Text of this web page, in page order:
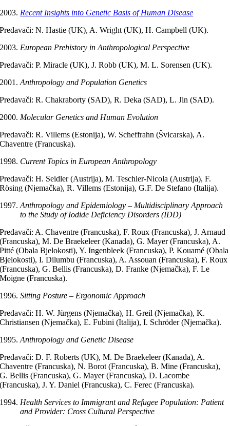
Recent Insights into Genetic Basis of Human Disease
Predavači: N. Hastie (UK), A. Wright (UK), H. Campbell (UK).
European Prehistory in Anthropological Perspective
Predavači: P. Miracle (UK), J. Robb (UK), M. L. Sorensen (UK).
Anthropology and Population Genetics
Predavači: R. Chakraborty (SAD), R. Deka (SAD), L. Jin (SAD).
Molecular Genetics and Human Evolution
Predavači: R. Villems (Estonija), W. Scheffrahn (Švicarska), A.
Chaventre (Francuska).
Current Topics in European Anthropology
Predavači: H. Seidler (Austrija), M. Teschler-Nicola (Austrija), F.
Rösing (Njemačka), R. Villems (Estonija), G.F. De Stefano (Italija).
Anthropology and Epidemiology – Multidisciplinary Approach
to the Study of Iodide Deficiency Disorders (IDD)
Predavači: A. Chaventre (Francuska), F. Roux (Francuska), J. Arnaud
(Francuska), M. De Braekeleer (Kanada), G. Mayer (Francuska), A.
Pitté (Obala Bjelokosti), Y. Ingenbleek (Francuska), P. Kouamé (Obala
Bjelokosti), I. Dilumbu (Francuska), A. Assouan (Francuska), F. Roux
(Francuska), G. Bellis (Francuska), D. Franke (Njemačka), F. Le
Moigne (Francuska).
Sitting Posture – Ergonomic Approach
Predavači: H. W. Jürgens (Njemačka), H. Greil (Njemačka), K.
Christiansen (Njemačka), E. Fubini (Italija), I. Schröder (Njemačka).
Anthropology and Genetic Disease
Predavači: D. F. Roberts (UK), M. De Braekeleer (Kanada), A.
Chaventre (Francuska), N. Borot (Francuska), B. Mine (Francuska),
G. Bellis (Francuska), G. Mayer (Francuska), D. Lacombe
(Francuska), J. Y. Daniel (Francuska), C. Ferec (Francuska).
Health Services to Immigrant and Refugee Population: Patient
and Provider: Cross Cultural Perspective